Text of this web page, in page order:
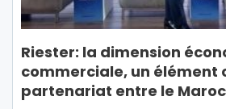
Riester: la dimension
commerciale, un élément
partenariat entre le